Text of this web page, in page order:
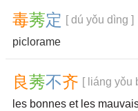
毒莠定 [ dú yǒu dìng ]
piclorame
良莠不齐 [ liáng yǒu
les bonnes et les